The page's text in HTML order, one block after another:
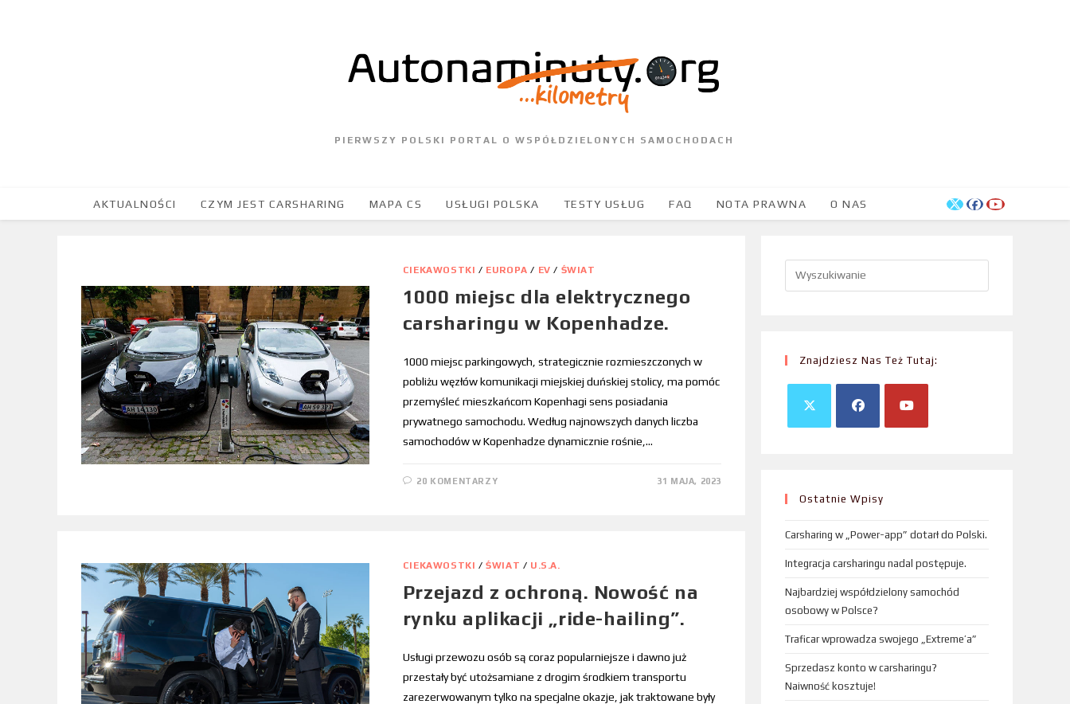
PIERWSZY POLSKI PORTAL O WSPÓŁDZIELONYCH SAMOCHODACH
AKTUALNOŚCI CZYM JEST CARSHARING MAPA CS USŁUGI POLSKA TESTY USŁUG FAQ NOTA PRAWNA O NAS
CIEKAWOSTKI / EUROPA / EV / ŚWIAT
1000 miejsc dla elektrycznego
carsharingu w Kopenhadze.
1000 miejsc parkingowych, strategicznie rozmieszczonych w
pobliżu węzłów komunikacji miejskiej duńskiej stolicy, ma pomóc
przemyśleć mieszkańcom Kopenhagi sens posiadania
prywatnego samochodu. Według najnowszych danych liczba
samochodów w Kopenhadze dynamicznie rośnie,…
20 KOMENTARZY 31 MAJA, 2023
CIEKAWOSTKI /ŚWIAT / U.S.A.
Przejazd z ochroną. Nowość na
rynku aplikacji „ride-hailing”.
Usługi przewozu osób są coraz popularniejsze i dawno już
przestały być utożsamiane z drogim środkiem transportu
zarezerwowanym tylko na specjalne okazje, jak traktowane były
Znajdziesz Nas Też Tutaj:
Ostatnie Wpisy
Carsharing w „Power-app” dotarł do Polski.
Integracja carsharingu nadal postępuje.
Najbardziej współdzielony samochód
osobowy w Polsce?
Traficar wprowadza swojego „Extreme’a”
Sprzedasz konto w carsharingu?
Naiwność kosztuje!